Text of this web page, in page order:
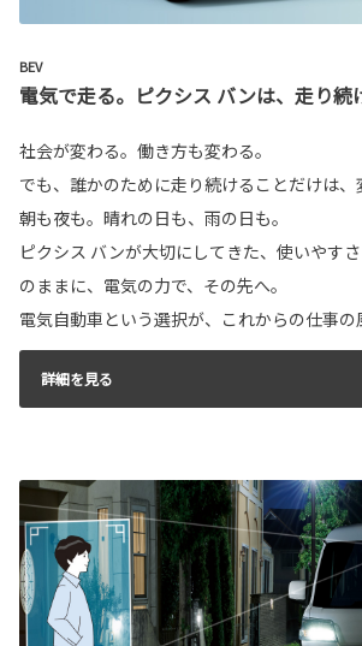
BEV
電気で走る。ピクシス バンは、走り続
社会が変わる。働き方も変わる。
でも、誰かのために走り続けることだけは、
朝も夜も。晴れの日も、雨の日も。
ピクシス バンが大切にしてきた、使いやす
のままに、電気の力で、その先へ。
電気自動車という選択が、これからの仕事の
詳細を見る